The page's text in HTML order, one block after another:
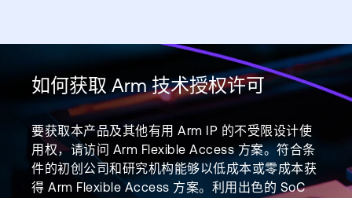
如何获取 Arm 技术授权许可
要获取本产品及其他有用 Arm IP 的不受限设计使
用权，请访问 Arm Flexible Access 方案。符合条
件的初创公司和研究机构能够以低成本或零成本获
得 Arm Flexible Access 方案。利用出色的 SoC